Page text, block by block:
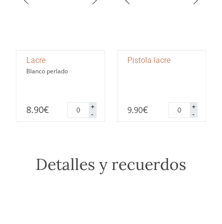
Lacre
Blanco perlado
8.90€ -
Lacre
cantidad
+
Pistola lacre
9.90€ -
Pistola
lacre
cantidad
+
Detalles y recuerdos